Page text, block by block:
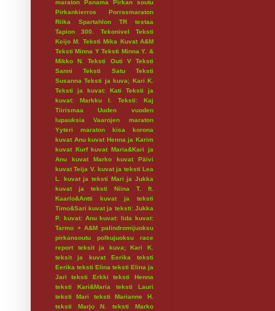
maraton Panama
Pirkan soutu
Pirkankierros
Porrasmaraton
Riika
Spartahlon
TR testaa
Tapion 300.
Tekonivel
Teksti
Keijo M.
Teksti Mika Kuvat A&M
Teksti Minna Y Teksti Minna Y. &
Mikko N.
Teksti Outi V
Teksti
Sanni
Teksti Satu
Teksti
Susanna Teksti ja kuva; Kari K.
Teksti ja kuvat: Kati
Teksti ja
kuvat: Markku I.
Teksti: Kaj
Tiirismaa
Uuden vuoden
lupauksia
Vaarojen maraton
Yyteri maraton
kisa
korona
kuvat Anu kuvat Henna ja Karim
kuvat Kurf kuvat Maria&Kari ja
Anu
kuvat Marko
kuvat Päivi
kuvat Teija V. kuvat ja teksti Lea
L.
kuvat ja teksti Mari ja Jukka
kuvat ja teksti Niina T. ft.
Kaarlo&Antti
kuvat ja teksti
Timo&Sari kuvat ja teksti: Jukka
P.
kuvat: Anu kuvat: Iida kuvat:
Tarmo + A&M palindromijuoksu
pirkansoutu
polkujuoksu
race
report
teksit ja kuva; Kari K.
teksit ja kuvat Eerika
teksti
Eerika teksti Elina teksti Elina ja
Jari
teksti Erkki
teksti Henna
teksti Kari&Maria
teksti Lauri
teksti Mari
teksti Marianne H.
teksti Marjo N.
teksti Marko